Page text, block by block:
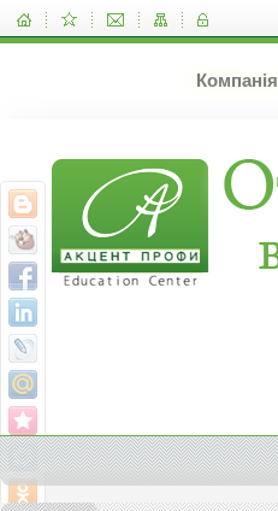
Компанія